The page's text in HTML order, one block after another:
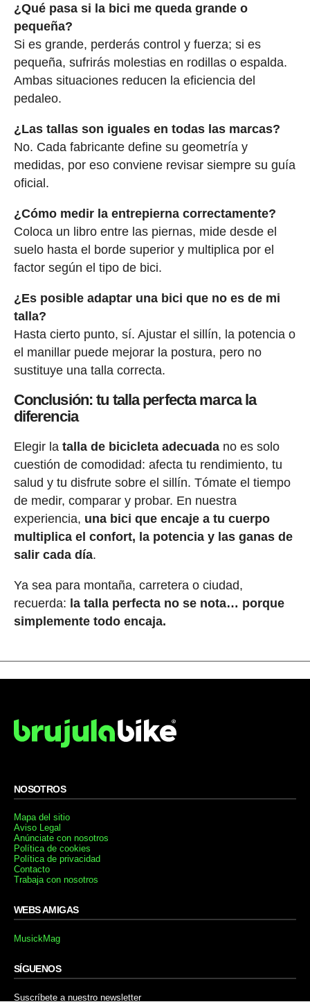
¿Qué pasa si la bici me queda grande o
pequeña?
Si es grande, perderás control y fuerza; si es
pequeña, sufrirás molestias en rodillas o espalda.
Ambas situaciones reducen la eficiencia del
pedaleo.
¿Las tallas son iguales en todas las marcas?
No. Cada fabricante define su geometría y
medidas, por eso conviene revisar siempre su guía
oficial.
¿Cómo medir la entrepierna correctamente?
Coloca un libro entre las piernas, mide desde el
suelo hasta el borde superior y multiplica por el
factor según el tipo de bici.
¿Es posible adaptar una bici que no es de mi
talla?
Hasta cierto punto, sí. Ajustar el sillín, la potencia o
el manillar puede mejorar la postura, pero no
sustituye una talla correcta.
Conclusión: tu talla perfecta marca la
diferencia
Elegir la talla de bicicleta adecuadano es solo
cuestión de comodidad: afecta tu rendimiento, tu
salud y tu disfrute sobre el sillín. Tómate el tiempo
de medir, comparar y probar. En nuestra
experiencia, una bici que encaje a tu cuerpo
multiplica el confort, la potencia y las ganas de
salir cada día.
Ya sea para montaña, carretera o ciudad,
recuerda: la talla perfecta no se nota… porque
simplemente todo encaja.
NOSOTROS
Mapa del sitio
Aviso Legal
Anúnciate con nosotros
Política de cookies
Política de privacidad
Contacto
Trabaja con nosotros
WEBS AMIGAS
MusickMag
SÍGUENOS
Suscríbete a nuestro newsletter